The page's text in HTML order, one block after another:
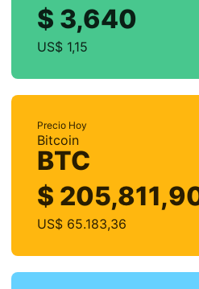
$ 3,640
US$ 1,15
Precio Hoy
Bitcoin
BTC
$
US$ 65.183,36